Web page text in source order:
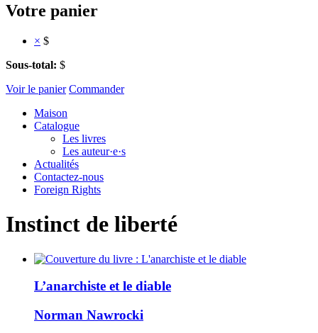
Votre panier
× $
Sous-total: $
Voir le panier Commander
Maison
Catalogue
Les livres
Les auteur·e·s
Actualités
Contactez-nous
Foreign Rights
Instinct de liberté
L’anarchiste et le diable
Norman Nawrocki